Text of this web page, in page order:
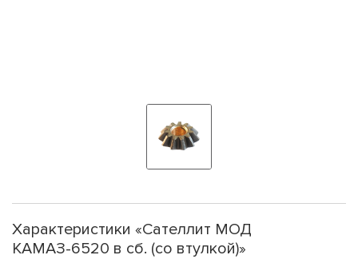
Характеристики «Сателлит МОД
КАМАЗ-6520 в сб. (со втулкой)»